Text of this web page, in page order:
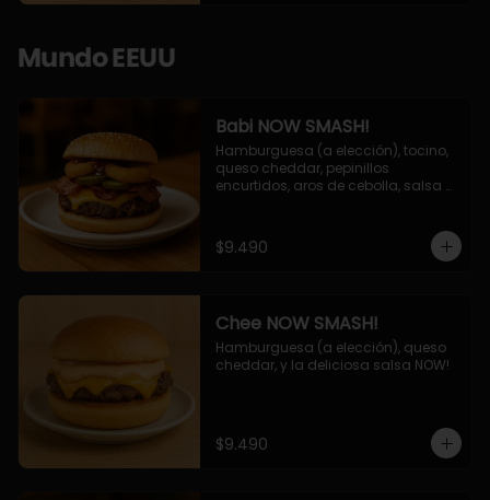
Mundo EEUU
Babi NOW SMASH!
Hamburguesa (a elección), tocino,
queso cheddar, pepinillos
encurtidos, aros de cebolla, salsa
$9.490
Chee NOW SMASH!
Hamburguesa (a elección), queso
cheddar, y la deliciosa salsa NOW!
$9.490